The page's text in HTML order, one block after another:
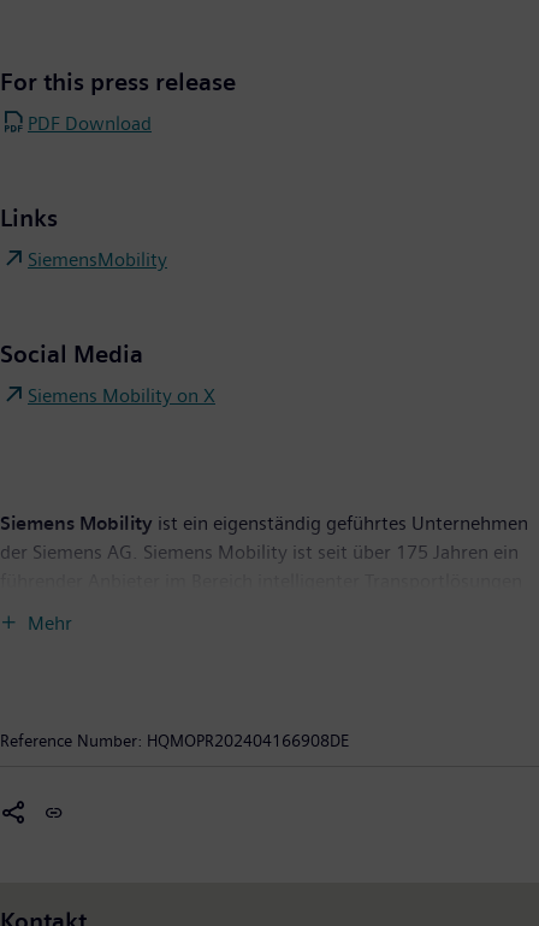
For this press release
PDF Download
Links
SiemensMobility
Social Media
Siemens Mobility on X
Siemens Mobility ist ein eigenständig geführtes Unternehmen
der Siemens AG. Siemens Mobility ist seit über 175 Jahren ein
Produkten und Lösungen ermöglicht Siemens Mobility
intelligent zu machen, eine nachhaltige Wertsteigerung über
Mehr
Reference Number: HQMOPR202404166908DE